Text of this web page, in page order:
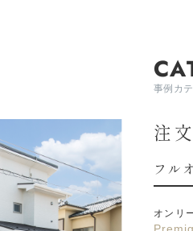
事例カ
注
フル
オンリ